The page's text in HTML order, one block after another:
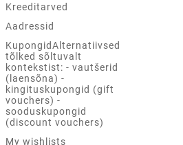
Kreeditarved
Aadressid
KupongidAlternatiivsed
tõlked sõltuvalt
kontekstist: - vautšerid
(laensõna) -
kingituskupongid (gift
vouchers) -
sooduskupongid
(discount vouchers)
My wishlists